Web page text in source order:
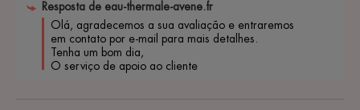
Resposta de eau-thermale-avene.fr
Olá, agradecemos a sua avaliação e entraremos
em contato por e-mail para mais detalhes.
Tenha um bom dia,
O serviço de apoio ao cliente